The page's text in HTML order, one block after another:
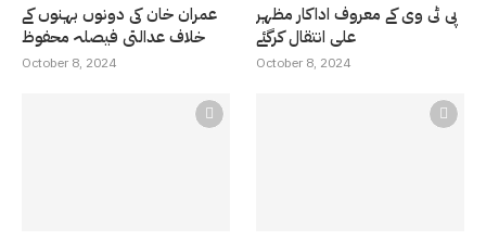
عمران خان کی دونوں بہنوں کے
خلاف عدالتی فیصلہ محفوظ
October 8, 2024
پی ٹی وی کے معروف اداکار مظہر
علی انتقال کرگئے
October 8, 2024